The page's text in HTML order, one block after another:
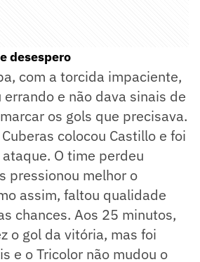
desespero
com a torcida impaciente,
e não dava sinais de
os gols que precisava.
colocou Castillo e foi
O time perdeu
pressionou melhor o
assim, faltou qualidade
chances. Aos 25 minutos,
o gol da vitória, mas foi
e o Tricolor não mudou o